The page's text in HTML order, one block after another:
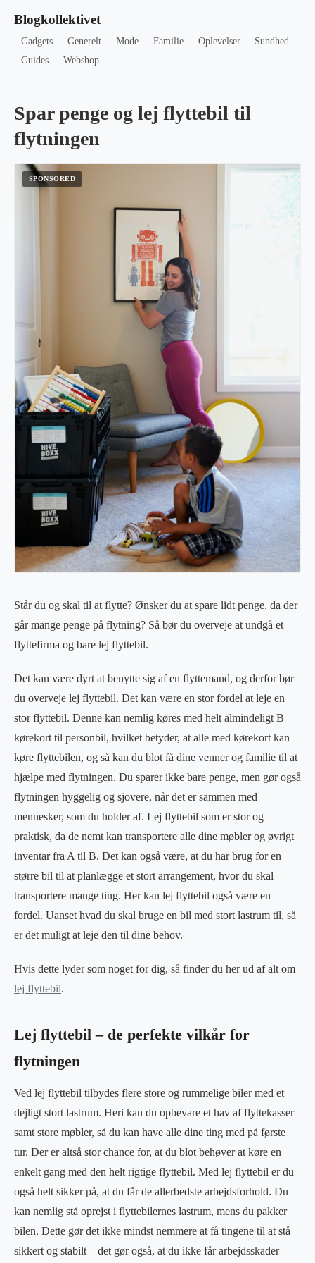
Blogkollektivet
Gadgets Generelt Mode Familie Oplevelser
Sundhed
Guides
Webshop
Spar penge og lej flyttebil til
flytningen
Står du og skal til at flytte? Ønsker du at spare lidt penge, da der
går mange penge på flytning? Så bør du overveje at undgå et
flyttefirma og bare lej flyttebil.
Det kan være dyrt at benytte sig af en flyttemand, og derfor bør
du overveje lej flyttebil. Det kan være en stor fordel at leje en
stor flyttebil. Denne kan nemlig køres med helt almindeligt B
kørekort til personbil, hvilket betyder, at alle med kørekort kan
køre flyttebilen, og så kan du blot få dine venner og familie til at
hjælpe med flytningen. Du sparer ikke bare penge, men gør også
flytningen hyggelig og sjovere, når det er sammen med
mennesker, som du holder af. Lej flyttebil som er stor og
praktisk, da de nemt kan transportere alle dine møbler og øvrigt
inventar fra A til B. Det kan også være, at du har brug for en
større bil til at planlægge et stort arrangement, hvor du skal
transportere mange ting. Her kan lej flyttebil også være en
fordel. Uanset hvad du skal bruge en bil med stort lastrum til, så
er det muligt at leje den til dine behov.
Hvis dette lyder som noget for dig, så finder du her ud af alt om
lej flyttebil.
Lej flyttebil – de perfekte vilkår for
flytningen
Ved lej flyttebil tilbydes flere store og rummelige biler med et
dejligt stort lastrum. Heri kan du opbevare et hav af flyttekasser
samt store møbler, så du kan have alle dine ting med på første
tur. Der er altså stor chance for, at du blot behøver at køre en
enkelt gang med den helt rigtige flyttebil. Med lej flyttebil er du
også helt sikker på, at du får de allerbedste arbejdsforhold. Du
kan nemlig stå oprejst i flyttebilernes lastrum, mens du pakker
bilen. Dette gør det ikke mindst nemmere at få tingene til at stå
sikkert og stabilt – det gør også, at du ikke får arbejdsskader